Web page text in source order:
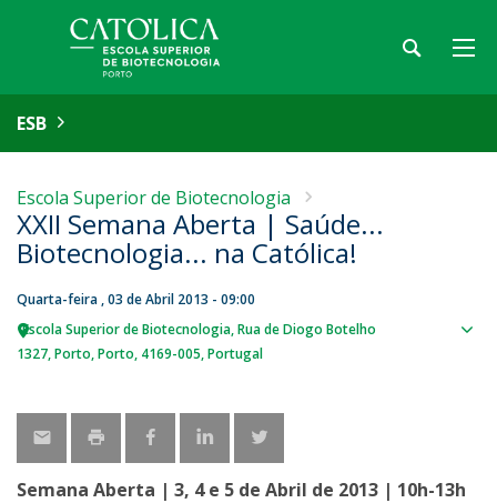
ESB
Escola Superior de Biotecnologia
XXII Semana Aberta | Saúde...
Biotecnologia... na Católica!
Quarta-feira , 03 de Abril 2013 - 09:00
Escola Superior de Biotecnologia Rua de Diogo Botelho
1327 Porto Porto 4169-005 Portugal
Semana Aberta | 3, 4 e 5 de Abril de 2013 | 10h-13h